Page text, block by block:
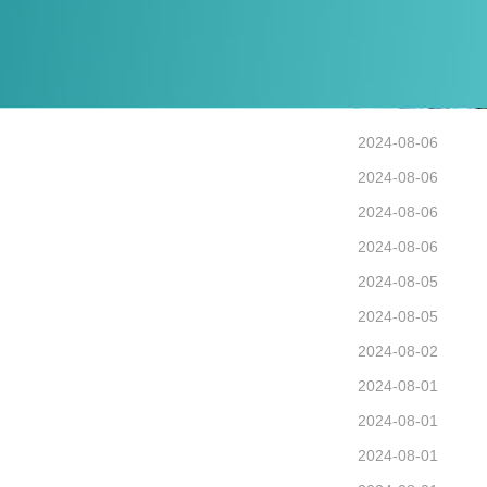
2024-08-06
2024-08-06
2024-08-06
2024-08-06
2024-08-05
2024-08-05
2024-08-02
2024-08-01
2024-08-01
2024-08-01